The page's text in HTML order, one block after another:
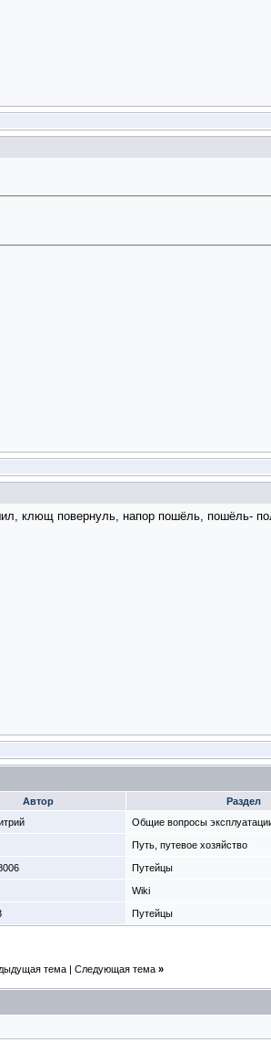
клющ повернуль, напор пошёль, пошёль-
Автор Раздел
Общие вопросы
Путь, путевое хозяйство
Путейцы
Wiki
Путейцы
тема| Следующая тема »